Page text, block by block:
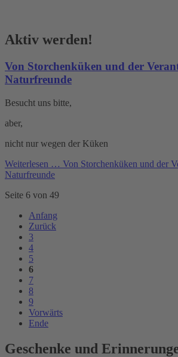
Aktiv werden!
Von Storchenküken und der
Naturfreunde
Besucht uns bitte,
aber,
nicht nur wegen der Küken
Weiterlesen … Von Storchenküken und der
Naturfreunde
Seite 6 von 49
Anfang
Zurück
3
4
5
6
7
8
9
Vorwärts
Ende
Geschenke und